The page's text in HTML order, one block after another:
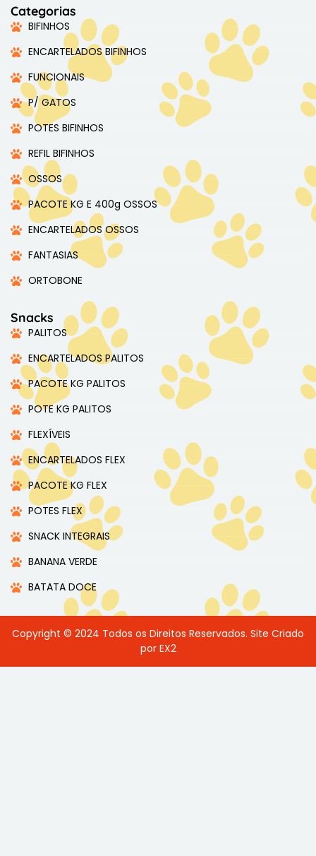
Categorias
BIFINHOS
ENCARTELADOS BIFINHOS
FUNCIONAIS
P/ GATOS
POTES BIFINHOS
REFIL BIFINHOS
OSSOS
PACOTE KG E 400g OSSOS
ENCARTELADOS OSSOS
FANTASIAS
ORTOBONE
Snacks
PALITOS
ENCARTELADOS PALITOS
PACOTE KG PALITOS
POTE KG PALITOS
FLEXÍVEIS
ENCARTELADOS FLEX
PACOTE KG FLEX
POTES FLEX
SNACK INTEGRAIS
BANANA VERDE
BATATA DOCE
Copyright © 2024 Todos os Direitos Reservados. Site Criado
por EX2